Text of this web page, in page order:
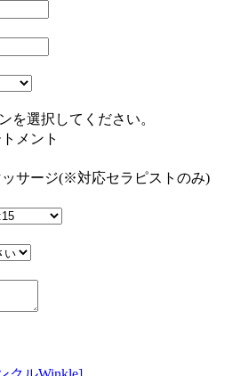
を選択してください。
メント
ッサージ(※対応セラピストのみ)